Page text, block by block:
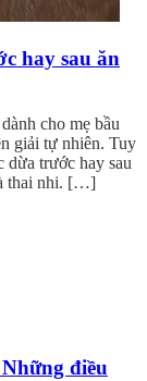
hay sau ăn
cho mẹ bầu
giải tự nhiên. Tuy
dừa trước hay sau
thai nhi. […]
điều